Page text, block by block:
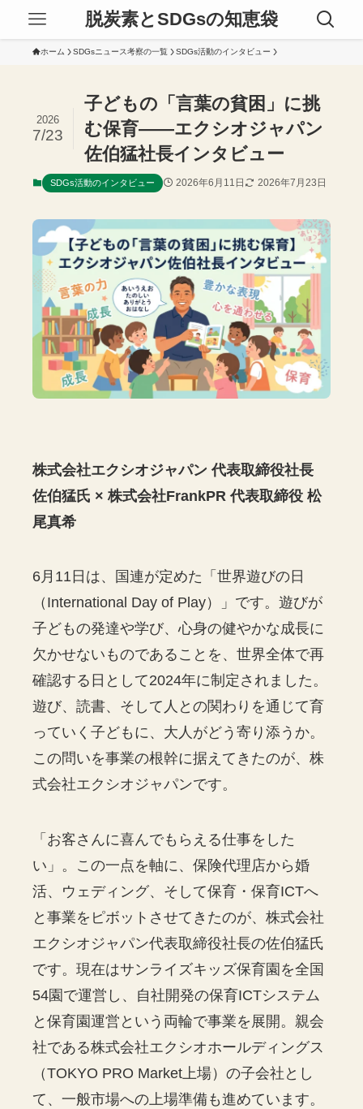
脱炭素とSDGsの知恵袋
ホーム SDGsニュース考察の一覧 SDGs活動のインタビュー
子どもの「言葉の貧困」に挑
む保育——エクシオジャパン
佐伯猛社長インタビュー
2026
7/23
SDGs活動のインタビュー 2026年6月11日 2026年7月23日
株式会社エクシオジャパン 代表取締役社長
佐伯猛氏 × 株式会社FrankPR 代表取締役 松
尾真希
6月11日は、国連が定めた「世界遊びの日
（International Day of Play）」です。遊びが
子どもの発達や学び、心身の健やかな成長に
欠かせないものであることを、世界全体で再
確認する日として2024年に制定されました。
遊び、読書、そして人との関わりを通じて育
っていく子どもに、大人がどう寄り添うか。
この問いを事業の根幹に据えてきたのが、株
式会社エクシオジャパンです。
「お客さんに喜んでもらえる仕事をした
い」。この一点を軸に、保険代理店から婚
活、ウェディング、そして保育・保育ICTへ
と事業をピボットさせてきたのが、株式会社
エクシオジャパン代表取締役社長の佐伯猛氏
です。現在はサンライズキッズ保育園を全国
54園で運営し、自社開発の保育ICTシステム
と保育園運営という両輪で事業を展開。親会
社である株式会社エクシオホールディングス
（TOKYO PRO Market上場）の子会社とし
て、一般市場への上場準備も進めています。